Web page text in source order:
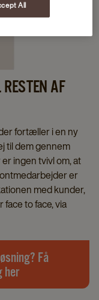
RESTEN AF
fortæller i en ny
til dem gennem
ingen tvivl om, at
er
med kunder,
to face, via
Få
her
All